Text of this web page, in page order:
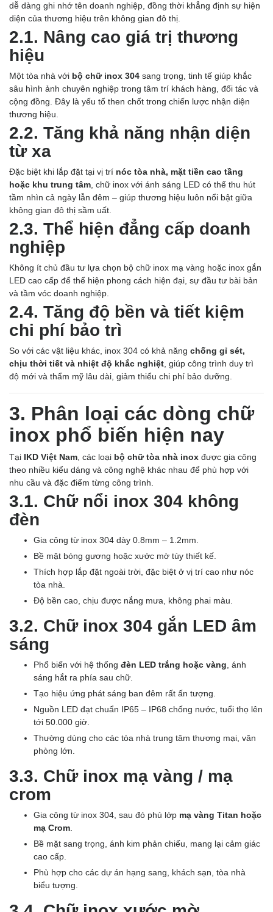
dễ dàng ghi nhớ tên doanh nghiệp, đồng thời khẳng định sự hiện
diện của thương hiệu trên không gian đô thị.
2.1. Nâng cao giá trị thương
hiệu
Một tòa nhà với bộ chữ inox 304 sang trọng, tinh tế giúp khắc
sâu hình ảnh chuyên nghiệp trong tâm trí khách hàng, đối tác và
cộng đồng. Đây là yếu tố then chốt trong chiến lược nhận diện
thương hiệu.
2.2. Tăng khả năng nhận diện
từ xa
Đặc biệt khi lắp đặt tại vị trí nóc tòa nhà, mặt tiền cao tầng
hoặc khu trung tâm , chữ inox với ánh sáng LED có thể thu hút
tầm nhìn cả ngày lẫn đêm – giúp thương hiệu luôn nổi bật giữa
không gian đô thị sầm uất.
2.3. Thể hiện đẳng cấp doanh
nghiệp
Không ít chủ đầu tư lựa chọn bộ chữ inox mạ vàng hoặc inox gắn
LED cao cấp để thể hiện phong cách hiện đại, sự đầu tư bài bản
và tầm vóc doanh nghiệp.
2.4. Tăng độ bền và tiết kiệm
chi phí bảo trì
So với các vật liệu khác, inox 304 có khả năng chống gỉ sét,
chịu thời tiết và nhiệt độ khắc nghiệt , giúp công trình duy trì
độ mới và thẩm mỹ lâu dài, giảm thiểu chi phí bảo dưỡng.
3. Phân loại các dòng chữ
inox phổ biến hiện nay
Tại IKD Việt Nam , các loại bộ chữ tòa nhà inox được gia công
theo nhiều kiểu dáng và công nghệ khác nhau để phù hợp với
nhu cầu và đặc điểm từng công trình.
3.1. Chữ nổi inox 304 không
đèn
Gia công từ inox 304 dày 0.8mm – 1.2mm.
Bề mặt bóng gương hoặc xước mờ tùy thiết kế.
Thích hợp lắp đặt ngoài trời, đặc biệt ở vị trí cao như nóc
tòa nhà.
Độ bền cao, chịu được nắng mưa, không phai màu.
3.2. Chữ inox 304 gắn LED âm
sáng
Phổ biến với hệ thống đèn LED trắng hoặc vàng , ánh
sáng hắt ra phía sau chữ.
Tạo hiệu ứng phát sáng ban đêm rất ấn tượng.
Nguồn LED đạt chuẩn IP65 – IP68 chống nước, tuổi thọ lên
tới 50.000 giờ.
Thường dùng cho các tòa nhà trung tâm thương mại, văn
phòng lớn.
3.3. Chữ inox mạ vàng / mạ
crom
Gia công từ inox 304, sau đó phủ lớp mạ vàng Titan hoặc
mạ Crom
Bề mặt sang trọng, ánh kim phản chiếu, mang lại cảm giác
cao cấp.
Phù hợp cho các dự án hạng sang, khách sạn, tòa nhà
biểu tượng.